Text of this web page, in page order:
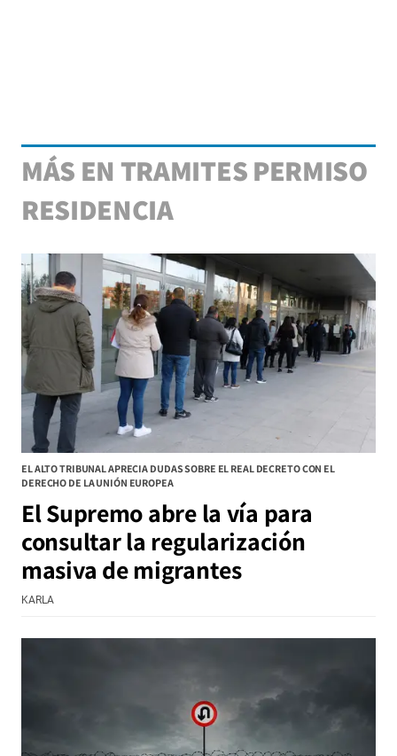
MÁS EN TRAMITES PERMISO
RESIDENCIA
EL ALTO TRIBUNAL APRECIA DUDAS SOBRE EL REAL DECRETO CON EL
DERECHO DE LA UNIÓN EUROPEA
El Supremo abre la vía para
consultar la regularización
masiva de migrantes
KARLA